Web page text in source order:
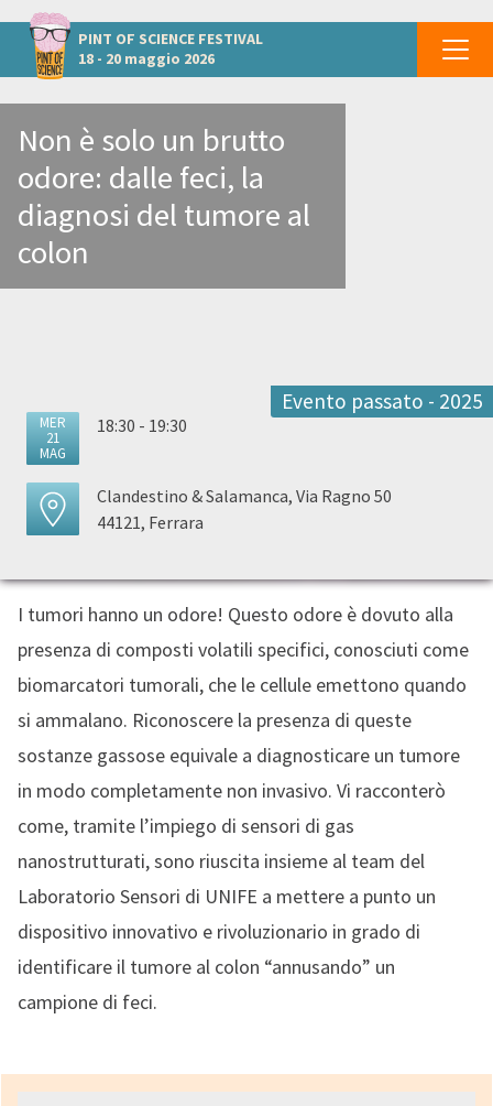
PINT OF SCIENCE FESTIVAL
18 - 20 maggio 2026
Altri eventi a Ferrara
Non è solo un brutto
odore: dalle feci, la
diagnosi del tumore al
colon
Evento passato - 2025
MER
21
MAG
18:30 - 19:30
Clandestino & Salamanca, Via Ragno 50
44121, Ferrara
I tumori hanno un odore! Questo odore è dovuto alla
presenza di composti volatili specifici, conosciuti come
biomarcatori tumorali, che le cellule emettono quando
si ammalano. Riconoscere la presenza di queste
sostanze gassose equivale a diagnosticare un tumore
in modo completamente non invasivo. Vi racconterò
come, tramite l’impiego di sensori di gas
nanostrutturati, sono riuscita insieme al team del
Laboratorio Sensori di UNIFE a mettere a punto un
dispositivo innovativo e rivoluzionario in grado di
identificare il tumore al colon “annusando” un
campione di feci.